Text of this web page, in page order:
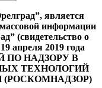
является
информации
(свидетельство о
апреля 2019 года
ПО НАДЗОРУ В
ТЕХНОЛОГИЙ